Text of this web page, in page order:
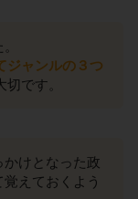
ジャンルの３つ
切です。
かけとなった政
えておくよう